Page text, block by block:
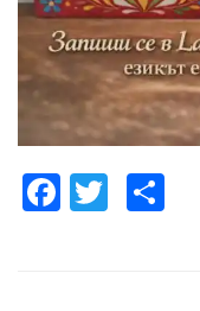
Facebook
Twitter